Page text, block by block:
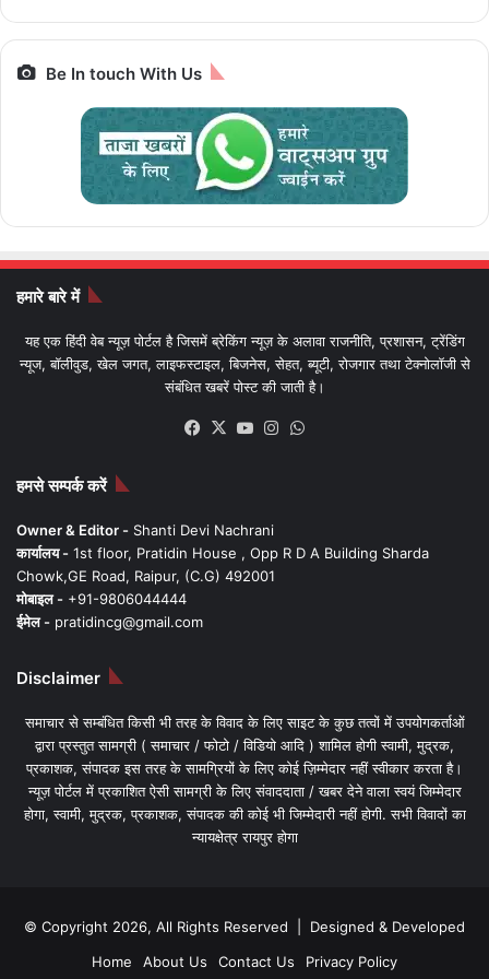
Be In touch With Us
हमारे बारे में
यह एक हिंदी वेब न्यूज़ पोर्टल है जिसमें ब्रेकिंग न्यूज़ के अलावा राजनीति, प्रशासन, ट्रेंडिंग
न्यूज, बॉलीवुड, खेल जगत, लाइफस्टाइल, बिजनेस, सेहत, ब्यूटी, रोजगार तथा टेक्नोलॉजी से
संबंधित खबरें पोस्ट की जाती है।
Facebook
X YouTubeInstagram
हमसे सम्पर्क करें
Owner & Editor - Shanti Devi Nachrani
कार्यालय - 1st floor, Pratidin House , Opp R D A Building Sharda
Chowk,GE Road, Raipur, (C.G) 492001
मोबाइल - +91-9806044444
ईमेल - pratidincg@gmail.com
Disclaimer
समाचार से सम्बंधित किसी भी तरह के विवाद के लिए साइट के कुछ तत्वों में उपयोगकर्ताओं
द्वारा प्रस्तुत सामग्री ( समाचार / फोटो / विडियो आदि ) शामिल होगी स्वामी, मुद्रक,
प्रकाशक, संपादक इस तरह के सामग्रियों के लिए कोई ज़िम्मेदार नहीं स्वीकार करता है।
न्यूज़ पोर्टल में प्रकाशित ऐसी सामग्री के लिए संवाददाता / खबर देने वाला स्वयं जिम्मेदार
होगा, स्वामी, मुद्रक, प्रकाशक, संपादक की कोई भी जिम्मेदारी नहीं होगी. सभी विवादों का
न्यायक्षेत्र रायपुर होगा
© Copyright 2026, All Rights Reserved | Designed & Developed
Home
About Us Contact Us Privacy Policy